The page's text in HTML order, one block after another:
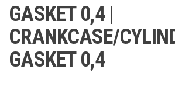
GASKET 0,4 |
CRANKCASE/
GASKET 0,4